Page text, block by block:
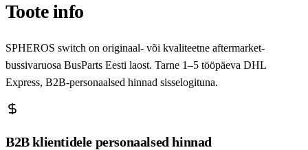
Toote info
SPHEROS switch on originaal- või kvaliteetne aftermarket-
bussivaruosa BusParts Eesti laost. Tarne 1–5 tööpäeva DHL
Express, B2B-personaalsed hinnad sisselogituna.
B2B klientidele personaalsed hinnad